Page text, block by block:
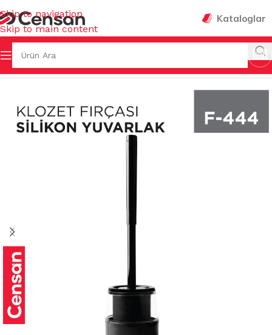
Skip to navigation
Skip to main content
Kataloglar
Ana Sayfa